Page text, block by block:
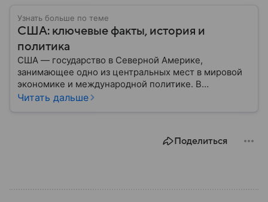
Узнать больше по теме
США: ключевые факты, история и
политика
США — государство в Северной Америке,
занимающее одно из центральных мест в мировой
экономике и международной политике. В
материале — основные сведения об этой стране.
Читать дальше
Поделиться